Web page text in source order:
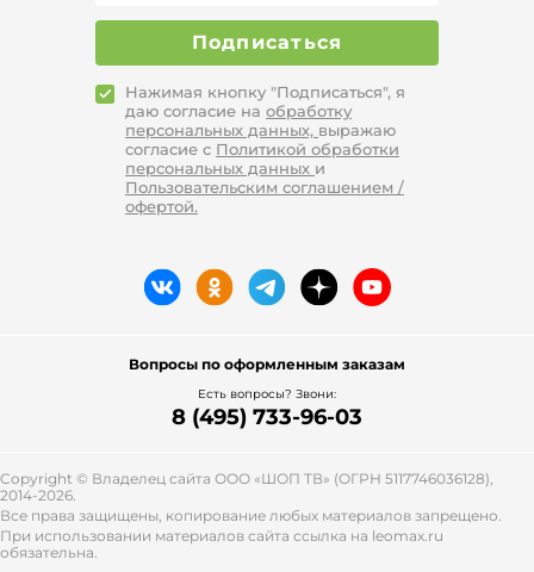
Подписаться
Нажимая кнопку "Подписаться", я
даю согласие на обработку
персональных данных, выражаю
согласие с Политикой обработки
персональных данных и
Пользовательским соглашением /
офертой.
Вопросы по оформленным заказам
Есть вопросы? Звони:
8 (495) 733-96-03
Copyright © Владелец сайта ООО «ШОП ТВ» (ОГРН 5117746036128),
2014-2026.
Все права защищены, копирование любых материалов запрещено.
При использовании материалов сайта ссылка на leomax.ru
обязательна.